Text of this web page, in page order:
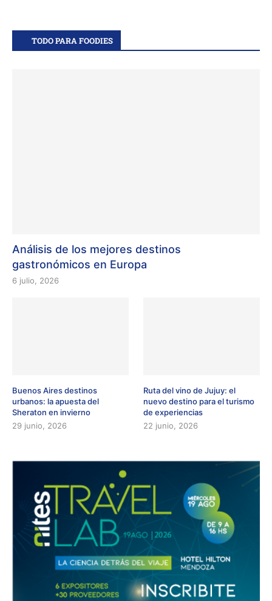
TODO PARA FOODIES
Análisis de los mejores destinos
gastronómicos en Europa
6 julio, 2026
Buenos Aires destinos
urbanos: la apuesta del
Sheraton en invierno
29 junio, 2026
Ruta del vino de Jujuy: el
nuevo destino para el turismo
de experiencias
22 junio, 2026